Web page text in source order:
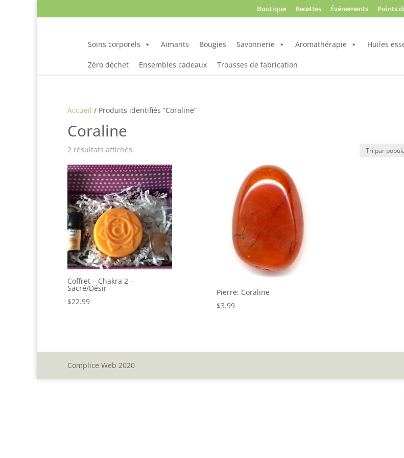
Boutique Recettes Événements Points
Soins corporels Aimants Bougies Savonnerie Aromathérapie Huiles
Zéro déchet Ensembles cadeaux Trousses de fabrication
Accueil / Produits identifiés “Coraline”
Coraline
2 résultats affichés
popularité
Coffret – Chakra 2 –
Sacré/Désir
$22.99
Pierre: Coraline
$3.99
Complice Web 2020